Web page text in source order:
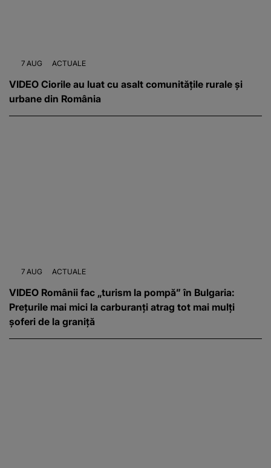
7 AUG ACTUALE
VIDEO Ciorile au luat cu asalt comunitățile rurale și
urbane din România
7 AUG ACTUALE
VIDEO Românii fac „turism la pompă” în Bulgaria:
Prețurile mai mici la carburanți atrag tot mai mulți
șoferi de la graniță